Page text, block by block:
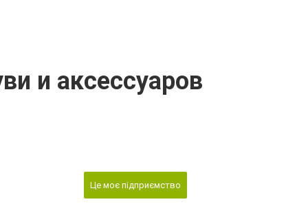
и аксессуаров
Це моє підприємство